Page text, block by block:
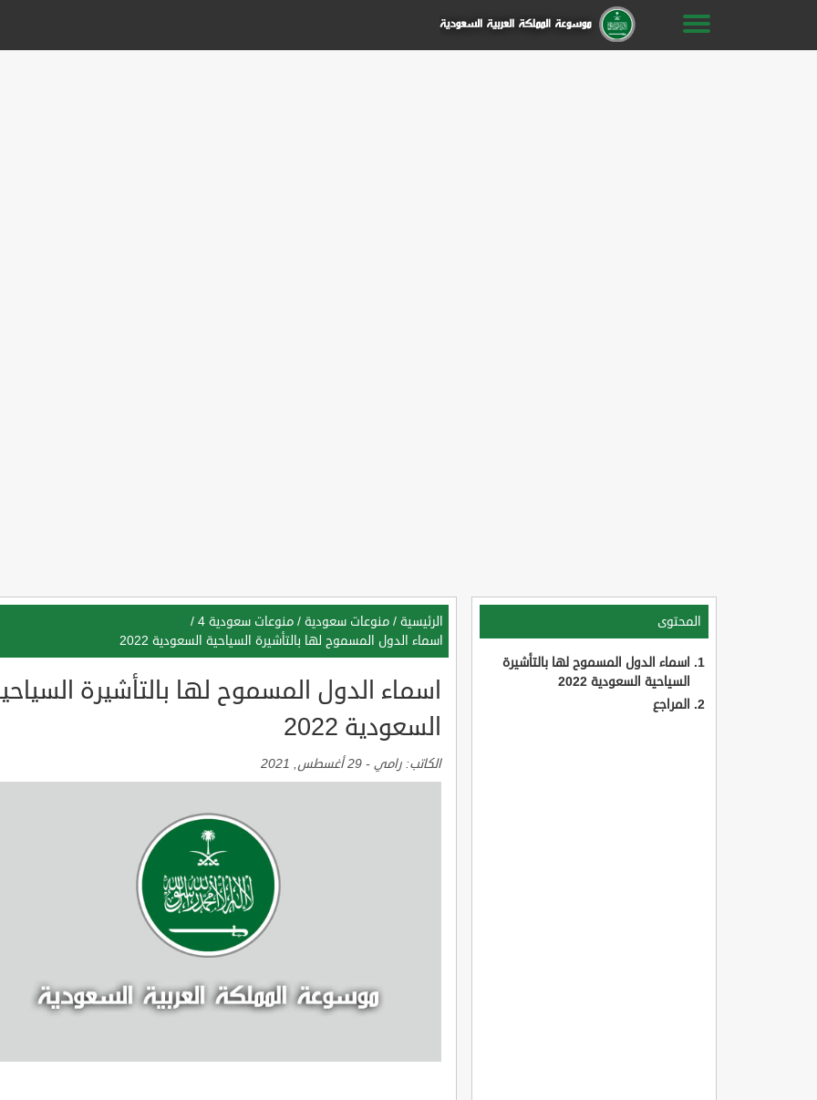
المحتوى
اسماء الدول المسموح لها بالتأشيرة
السياحية السعودية 2022
المراجع
الرئيسية / منوعات سعودية / منوعات سعودية 4
/
اسماء الدول المسموح لها بالتأشيرة السياحية السعودية 2022
اسماء الدول المسموح لها بالتأشيرة
السعودية 2022
الكاتب: رامي - 29 أغسطس, 2021